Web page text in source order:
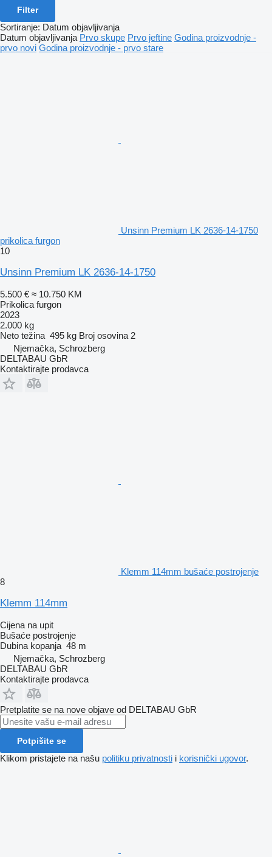
Filter
Sortiranje: Datum objavljivanja
Datum objavljivanja Prvo skupe Prvo jeftine Godina proizvodnje -
prvo novi Godina proizvodnje - prvo stare
Unsinn Premium LK 2636-14-1750
prikolica furgon
10
Unsinn Premium LK 2636-14-1750
5.500 € ≈ 10.750 KM
Prikolica furgon
2023
2.000 kg
Neto težina 495 kg Broj osovina 2
Njemačka, Schrozberg
DELTABAU GbR
Kontaktirajte prodavca
Klemm 114mm bušaće postrojenje
8
Klemm 114mm
Cijena na upit
Bušaće postrojenje
Dubina kopanja 48 m
Njemačka, Schrozberg
DELTABAU GbR
Kontaktirajte prodavca
Pretplatite se na nove objave od DELTABAU GbR
Potpišite se
Klikom pristajete na našu politiku privatnosti i korisnički ugovor.